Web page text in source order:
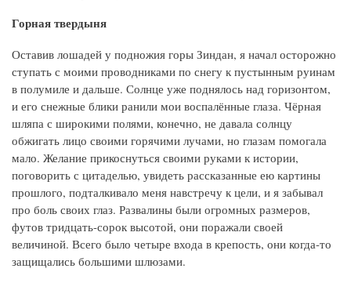
Горная твердыня
Оставив лошадей у подножия горы Зиндан, я начал осторожно
ступать с моими проводниками по снегу к пустынным руинам
в полумиле и дальше. Солнце уже поднялось над горизонтом,
и его снежные блики ранили мои воспалённые глаза. Чёрная
шляпа с широкими полями, конечно, не давала солнцу
обжигать лицо своими горячими лучами, но глазам помогала
мало. Желание прикоснуться своими руками к истории,
поговорить с цитаделью, увидеть рассказанные ею картины
прошлого, подталкивало меня навстречу к цели, и я забывал
про боль своих глаз. Развалины были огромных размеров,
футов тридцать-сорок высотой, они поражали своей
величиной. Всего было четыре входа в крепость, они когда-то
защищались большими шлюзами.